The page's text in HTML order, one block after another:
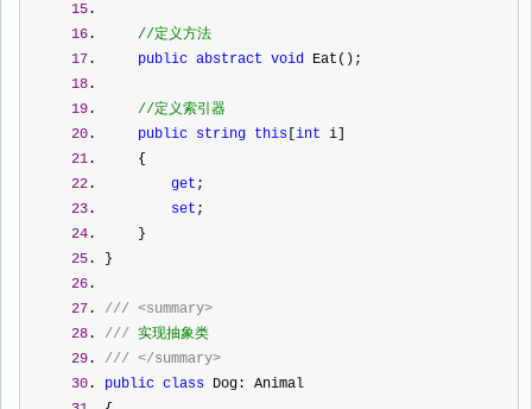
15.
16. //定义方法
17. public abstract void Eat();
18.
19. //定义索引器
20. public string this int i]
21.     {
22. get ;
23. set ;
24.     }
25. }
26.
27. /// <summary>
28. /// 实现抽象类
29. /// </summary>
30. public class Dog: Animal